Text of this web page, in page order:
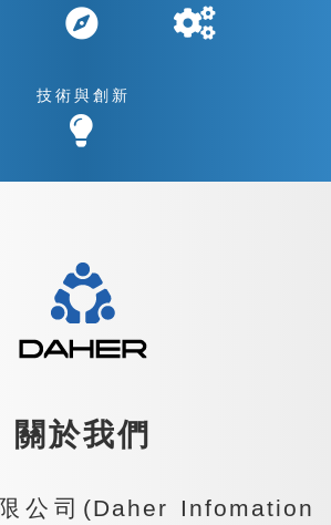
技術與創新
關於我們
公司(Daher Infomation